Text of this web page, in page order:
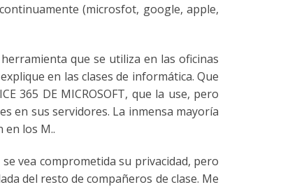
(microsfot, google, apple,
que se utiliza en las oficinas
en las clases de informática. Que
365 DE MICROSOFT, que la use, pero
en sus servidores. La inmensa mayoría
en los M..
vea comprometida su privacidad, pero
del resto de compañeros de clase. Me